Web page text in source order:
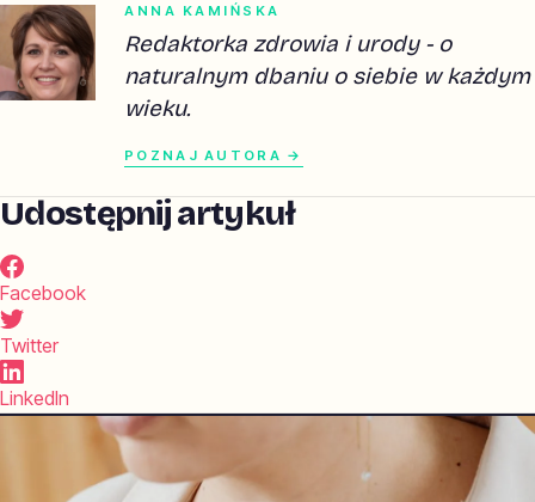
ANNA KAMIŃSKA
Redaktorka zdrowia i urody - o
naturalnym dbaniu o siebie w każdym
wieku.
POZNAJ AUTORA →
Udostępnij artykuł
Facebook
Twitter
LinkedIn